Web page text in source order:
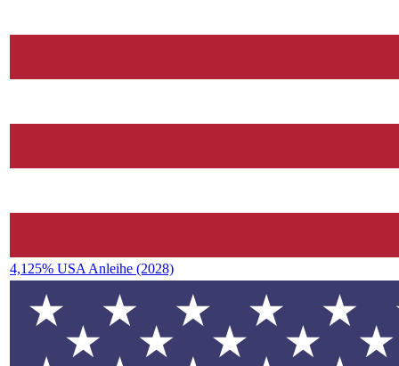
4,125% USA Anleihe (2028)